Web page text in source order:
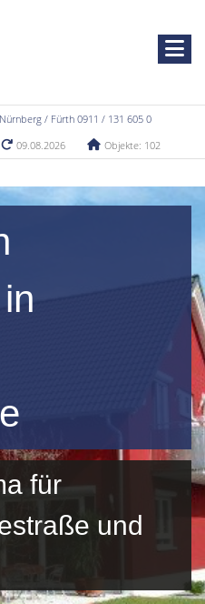
/ Fürth 0911 / 131 605 0
09.08.2026 Objekte: 102
für
und